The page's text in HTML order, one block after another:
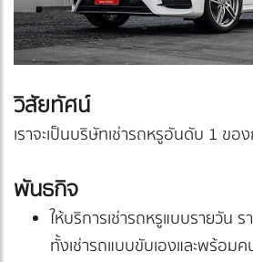
วิสัยทัศน์
เราจะเป็นบริษัทเช่ารถหรูอันดับ 1 ขอ
พันธกิจ
ให้บริการเช่ารถหรูแบบรายวัน
ทั้งเช่ารถแบบขับเองและพร้อม